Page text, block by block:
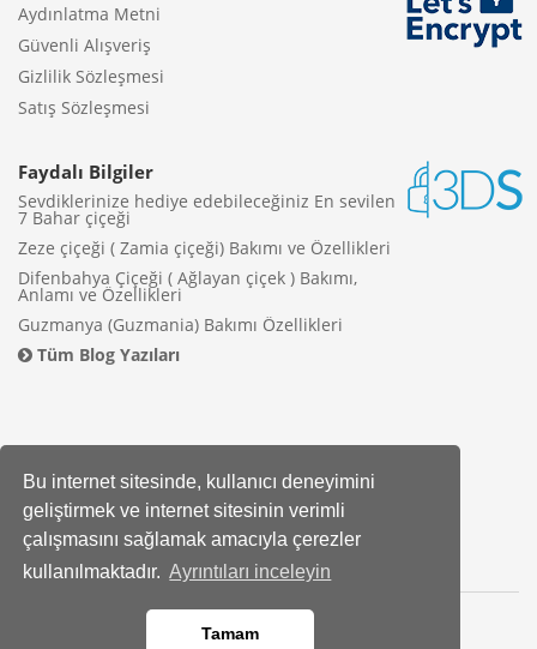
Bu internet sitesinde, kullanıcı deneyimini
geliştirmek ve internet sitesinin verimli
çalışmasını sağlamak amacıyla çerezler
kullanılmaktadır. Ayrıntıları inceleyin
Tamam
Aydınlatma Metni
Güvenli Alışveriş
Gizlilik Sözleşmesi
Satış Sözleşmesi
Faydalı Bilgiler
Sevdiklerinize hediye edebileceğiniz En sevilen
7 Bahar çiçeği
Zeze çiçeği ( Zamia çiçeği) Bakımı ve Özellikleri
Difenbahya Çiçeği ( Ağlayan çiçek ) Bakımı,
Anlamı ve Özellikleri
Guzmanya (Guzmania) Bakımı Özellikleri
Tüm Blog Yazıları